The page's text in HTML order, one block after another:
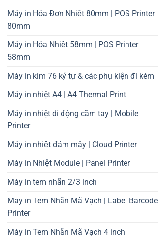
Máy in Hóa Đơn Nhiệt 80mm | POS Printer
80mm
Máy in Hóa Nhiệt 58mm | POS Printer
58mm
Máy in kim 76 ký tự & các phụ kiện đi kèm
Máy in nhiệt A4 | A4 Thermal Print
Máy in nhiệt di động cầm tay | Mobile
Printer
Máy in nhiệt đám mây | Cloud Printer
Máy in Nhiệt Module | Panel Printer
Máy in tem nhãn 2/3 inch
Máy in Tem Nhãn Mã Vạch | Label Barcode
Printer
Máy in Tem Nhãn Mã Vạch 4 inch